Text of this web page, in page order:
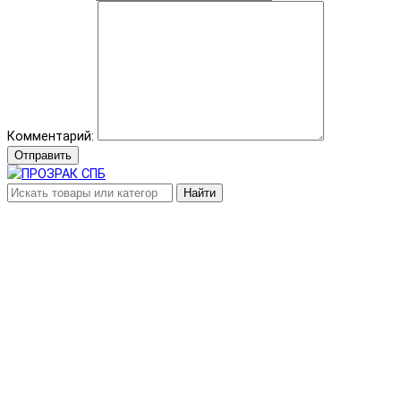
Комментарий:
Отправить
Найти